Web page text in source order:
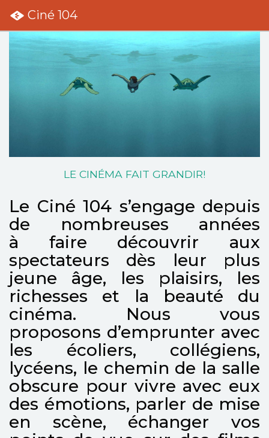
Ciné 104
LE CINÉMA FAIT GRANDIR!
Le Ciné 104 s’engage depuis
de nombreuses années
à faire découvrir aux
spectateurs dès leur plus
jeune âge, les plaisirs, les
richesses et la beauté du
cinéma. Nous vous
proposons d’emprunter avec
les écoliers, collégiens,
lycéens, le chemin de la salle
obscure pour vivre avec eux
des émotions, parler de mise
en scène, échanger vos